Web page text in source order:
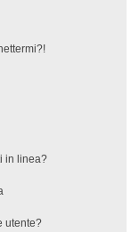
in linea?
utente?